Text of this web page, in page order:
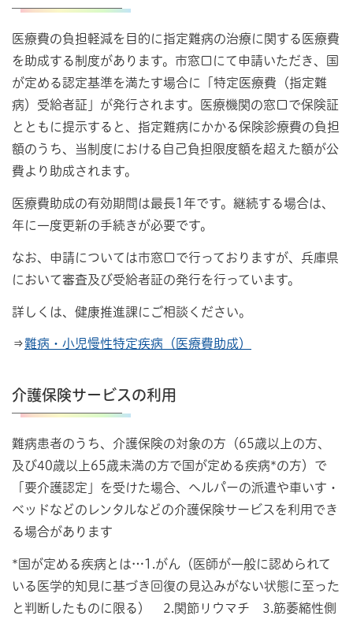
医療費の負担軽減を目的に指定難病の治療に関する医療費
を助成する制度があります。市窓口にて申請いただき、国
が定める認定基準を満たす場合に「特定医療費（指定難
病）受給者証」が発行されます。医療機関の窓口で保険証
とともに提示すると、指定難病にかかる保険診療費の負担
額のうち、当制度における自己負担限度額を超えた額が公
費より助成されます。
医療費助成の有効期間は最長1年です。継続する場合は、
年に一度更新の手続きが必要です。
なお、申請については市窓口で行っておりますが、兵庫県
において審査及び受給者証の発行を行っています。
詳しくは、健康推進課にご相談ください。
⇒難病・小児慢性特定疾病（医療費助成）
介護保険サービスの利用
難病患者のうち、介護保険の対象の方（65歳以上の方、
及び40歳以上65歳未満の方で国が定める疾病*の方）で
「要介護認定」を受けた場合、ヘルパーの派遣や車いす・
ベッドなどのレンタルなどの介護保険サービスを利用でき
る場合があります
*国が定める疾病とは…1.がん（医師が一般に認められて
いる医学的知見に基づき回復の見込みがない状態に至った
と判断したものに限る） 2.関節リウマチ 3.筋萎縮性側